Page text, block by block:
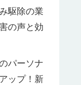
駆除の業
の声と効
パーソナ
ップ！新